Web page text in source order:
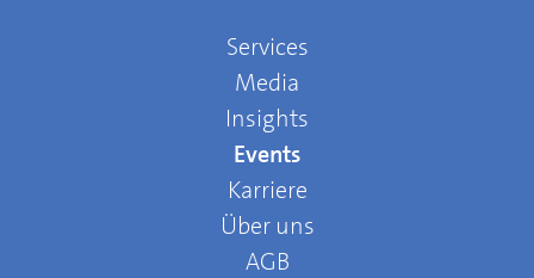
Services
Media
Insights
Events
Karriere
Über uns
AGB